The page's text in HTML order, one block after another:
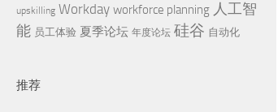
upskilling Workday workforce planning 人工智
能 员工体验 夏季论坛 年度论坛 硅谷 自动化
推荐